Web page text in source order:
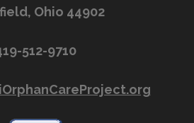
Ohio 44902
512-9710